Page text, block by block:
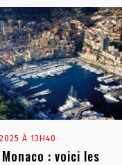
À 13H40
: voici les